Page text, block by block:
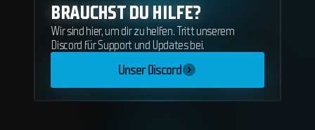
BRAUCHST DU HILFE?
Wir sind hier, um dir zu helfen. Tritt unserem
Discord für Support und Updates bei.
Unser Discord